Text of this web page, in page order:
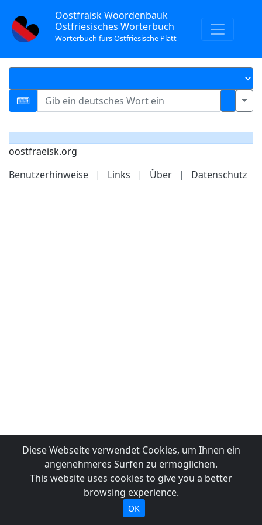
Oostfräisk Woordenbauk
Ostfriesisches Wörterbuch
Wörterbuch fürs Ostfriesische Platt
oostfraeisk.org
Benutzerhinweise
| Links | Über | Datenschutz
Diese Webseite verwendet Cookies, um Ihnen ein
angenehmeres Surfen zu ermöglichen.
This website uses cookies to give you a better
browsing experience.
OK